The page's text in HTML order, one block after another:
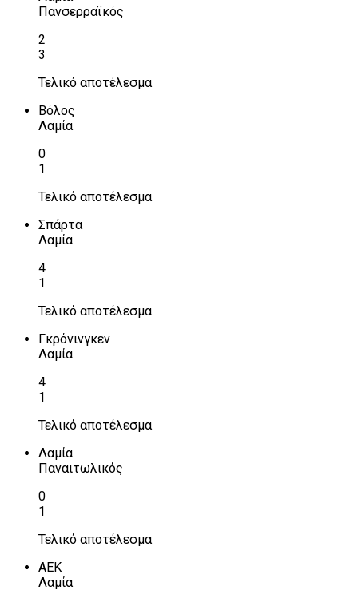
Πανσερραϊκός
2
3
Τελικό αποτέλεσμα
Βόλος
Λαμία
0
1
Τελικό αποτέλεσμα
Σπάρτα
Λαμία
4
1
Τελικό αποτέλεσμα
Γκρόνινγκεν
Λαμία
4
1
Τελικό αποτέλεσμα
Λαμία
Παναιτωλικός
0
1
Τελικό αποτέλεσμα
ΑΕΚ
Λαμία